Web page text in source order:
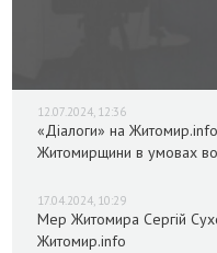
12.07.2024, 12:36
«Діалоги» на
Житомирщини в умовах
17.04.2024, 10:29
Мер Житомира Сергій
Житомир.info